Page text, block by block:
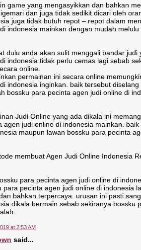
game yang mengasyikkan dan bahkan
dan juga tidak sedikit dicari oleh
juga tidak butuh repot – repot dalam
indonesia mainkan dengan mudah
dulu anda akan sulit menggali bandar
indonesia tidak perlu cemas lagi sebab
online.
permainan ini secara online
indonesia inginkan. baik tersebut
bossku para pecinta agen judi online di
Judi Online yang ada dikala ini
agen judi online di indonesia mainkan.
maupun lawan bossku para pecinta
membuat Agen Judi Online Indonesia
para pecinta agen judi online di
para pecinta agen judi online di indonesia
bahkan terpercaya. urusan ini pasti
dikala bermain sebab sekiranya
at 2:53 AM
said...